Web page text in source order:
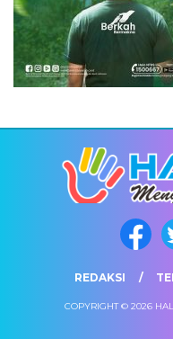
REDAKSI
COPYRIGHT © 2026